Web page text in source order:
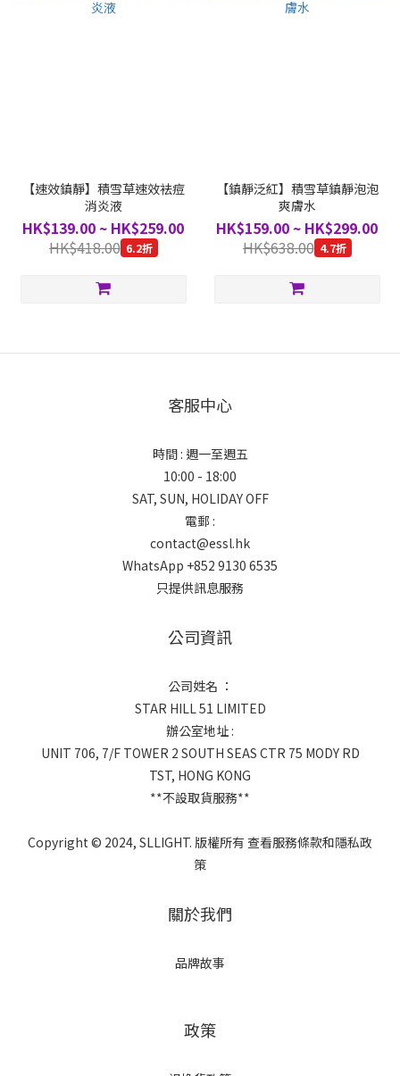
【速效鎮靜】積雪草速效袪痘
消炎液
HK$139.00 ~ HK$259.00
HK$418.00 6.2折
【鎮靜泛紅】積雪草鎮靜泡泡
爽膚水
HK$159.00 ~ HK$299.00
HK$638.00 4.7折
客服中心
時間 : 週一至週五
10:00 - 18:00
SAT, SUN, HOLIDAY OFF
電郵 :
contact@essl.hk
WhatsApp +852 9130 6535
只提供訊息服務
公司資訊
公司姓名 ：
STAR HILL 51 LIMITED
辦公室地址 :
UNIT 706, 7/F TOWER 2 SOUTH SEAS CTR 75 MODY RD
TST, HONG KONG
**不設取貨服務**
Copyright © 2024, SLLIGHT. 版權所有 查看服務條款和隱私政
策
關於我們
品牌故事
政策